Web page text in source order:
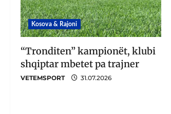
Kosova & Rajoni
“Tronditen” kampionët, klubi
shqiptar mbetet pa trajner
VETEMSPORT 31.07.2026